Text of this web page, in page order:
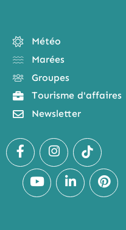
Météo
Marées
Groupes
Tourisme d'affaires
Newsletter